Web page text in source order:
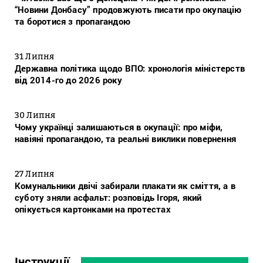
“Новини Донбасу” продовжують писати про окупацію
та боротися з пропагандою
31 Липня
Державна політика щодо ВПО: хронологія міністерств
від 2014-го до 2026 року
30 Липня
Чому українці залишаються в окупації: про міфи,
навіяні пропагандою, та реальні виклики повернення
27 Липня
Комунальники двічі забирали плакати як сміття, а в
суботу зняли асфальт: розповідь Ігоря, який
опікується картонками на протестах